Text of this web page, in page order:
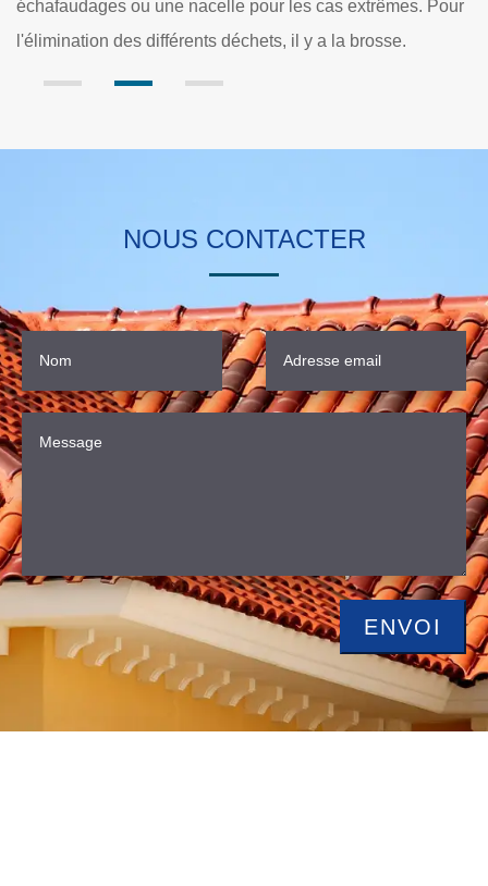
professionnels.
NOUS CONTACTER